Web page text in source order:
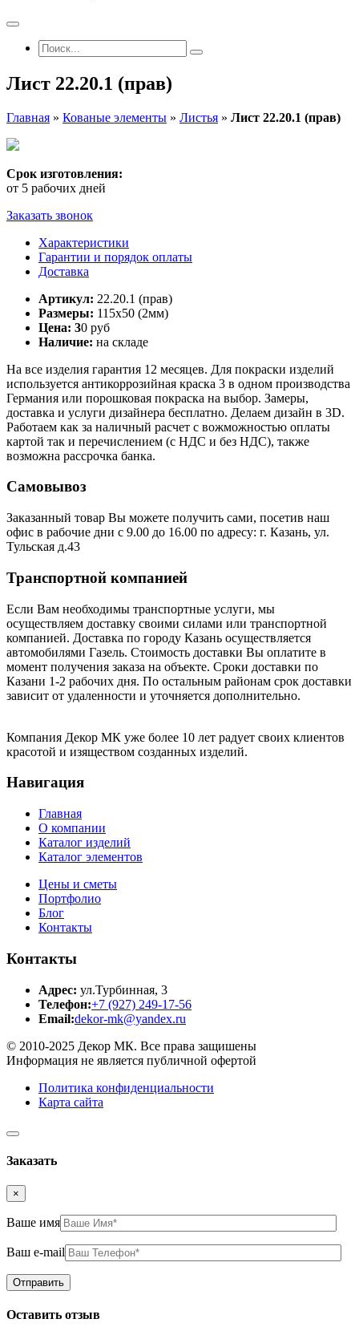
Лист 22.20.1 (прав)
Главная » Кованые элементы » Листья » Лист 22.20.1 (прав)
Срок изготовления:
от 5 рабочих дней
Заказать звонок
Характеристики
Гарантии и порядок оплаты
Доставка
Артикул: 22.20.1 (прав)
Размеры: 115х50 (2мм)
Цена: 30 руб
Наличие: на складе
На все изделия гарантия 12 месяцев. Для покраски изделий
используется антикоррозийная краска 3 в одном производства
Германия или порошковая покраска на выбор. Замеры,
доставка и услуги дизайнера бесплатно. Делаем дизайн в 3D.
Работаем как за наличный расчет с вожможностью оплаты
картой так и перечислением (с НДС и без НДС), также
возможна рассрочка банка.
Самовывоз
Заказанный товар Вы можете получить сами, посетив наш
офис в рабочие дни с 9.00 до 16.00 по адресу: г. Казань, ул.
Тульская д.43
Транспортной компанией
Если Вам необходимы транспортные услуги, мы
осуществляем доставку своими силами или транспортной
компанией. Доставка по городу Казань осуществляется
автомобилями Газель. Стоимость доставки Вы оплатите в
момент получения заказа на объекте. Сроки доставки по
Казани 1-2 рабочих дня. По остальным районам срок доставки
зависит от удаленности и уточняется дополнительно.
Компания Декор МК уже более 10 лет радует своих клиентов
красотой и изяществом созданных изделий.
Навигация
Главная
О компании
Каталог изделий
Каталог элементов
Цены и сметы
Портфолио
Блог
Контакты
Контакты
Адрес: ул.Турбинная, 3
Телефон:+7 (927) 249-17-56
Email:dekor-mk@yandex.ru
© 2010-2025 Декор МК. Все права защишены
Информация не является публичной офертой
Политика конфиденциальности
Карта сайта
Заказать
×
Ваше имя
Ваш e-mail
Оставить отзыв